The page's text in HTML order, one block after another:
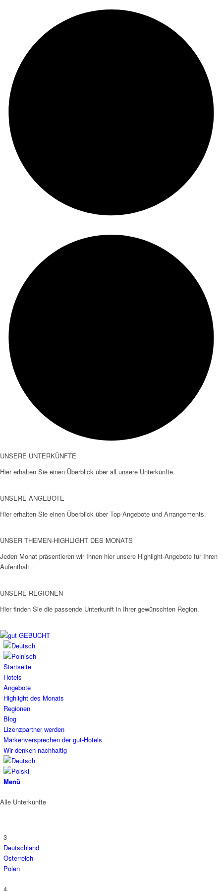
UNSERE UNTERKÜNFTE
Hier erhalten Sie einen Überblick über all unsere Unterkünfte.
UNSERE ANGEBOTE
Hier erhalten Sie einen Überblick über Top-Angebote und Arrangements.
UNSER THEMEN-HIGHLIGHT DES MONATS
Jeden Monat präsentieren wir Ihnen hier unsere Highlight-Angebote für Ihren
Aufenthalt.
UNSERE REGIONEN
Hier finden Sie die passende Unterkunft in Ihrer gewünschten Region.
Startseite
Hotels
Angebote
Highlight des Monats
Regionen
Blog
Lizenzpartner werden
Markenversprechen der gut-Hotels
Wir denken nachhaltig
Menü
Alle Unterkünfte
3
Deutschland
Österreich
Polen
4